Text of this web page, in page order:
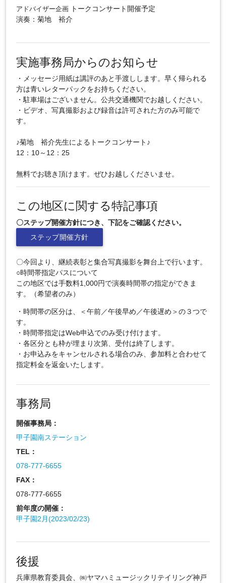
アドバイザー企画トークコンサート開催予定
演奏：菊地 裕介
実施事務局からのお知らせ
・メッセージ用紙は講評のあと手渡しします。早く帰られる
方は青いレターパックをお持ちください。
・駐車場はございません。公共交通機関でお越しください。
・ビデオ、写真撮影および録音は許可された方のみ可能で
す。
♪菊地 裕介先生によるトークコンサート♪
12：10～12：25
無料でお聴き頂けます。ぜひお越しくださいませ。
この地区に関する特記事項
〇ステップ開催方針につき、下記をご確認ください。
ステップ開催方針
〇今回より、継続表彰と集合写真撮影を舞台上で行います。
○時間帯指定パスについて
この地区では手数料1,000円で演奏時間帯の指定ができま
す。（希望者のみ）
・時間帯の区分は、＜午前／午後早め／午後遅め＞の３つで
す。
・時間帯指定はWeb申込でのみ受け付けます。
・各区分とも枠が埋まり次第、受付は終了します。
・お申込みをキャンセルされる場合のみ、参加料と合わせて
指定料金を返金いたします。
事務局
開催事務局：
甲子園南ステーション
TEL：
078-777-6655
FAX：
078-777-6655
前年度の開催：
甲子園2月(2023/02/23)
後援
兵庫県教育委員会、㈱ヤマハミュージックリテイリング神戸